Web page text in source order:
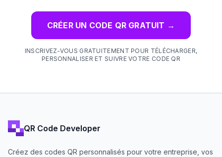
CRÉER UN CODE QR GRATUIT →
INSCRIVEZ-VOUS GRATUITEMENT POUR TÉLÉCHARGER,
PERSONNALISER ET SUIVRE VOTRE CODE QR
QR Code Developer
Créez des codes QR personnalisés pour votre entreprise, vos